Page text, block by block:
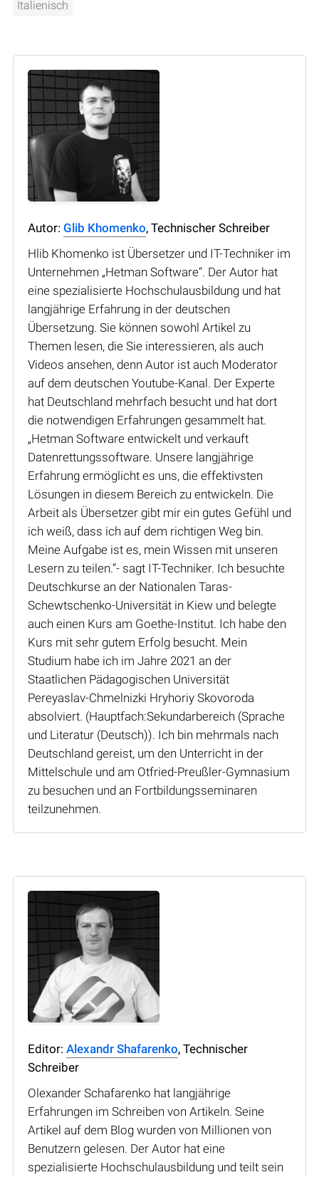
Italienisch
Autor: Glib Khomenko, Technischer Schreiber
Hlib Khomenko ist Übersetzer und IT-Techniker im
Unternehmen „Hetman Software“. Der Autor hat
eine spezialisierte Hochschulausbildung und hat
langjährige Erfahrung in der deutschen
Übersetzung. Sie können sowohl Artikel zu
Themen lesen, die Sie interessieren, als auch
Videos ansehen, denn Autor ist auch Moderator
auf dem deutschen Youtube-Kanal. Der Experte
hat Deutschland mehrfach besucht und hat dort
die notwendigen Erfahrungen gesammelt hat.
„Hetman Software entwickelt und verkauft
Datenrettungssoftware. Unsere langjährige
Erfahrung ermöglicht es uns, die effektivsten
Lösungen in diesem Bereich zu entwickeln. Die
Arbeit als Übersetzer gibt mir ein gutes Gefühl und
ich weiß, dass ich auf dem richtigen Weg bin.
Meine Aufgabe ist es, mein Wissen mit unseren
Lesern zu teilen.“- sagt IT-Techniker. Ich besuchte
Deutschkurse an der Nationalen Taras-
Schewtschenko-Universität in Kiew und belegte
auch einen Kurs am Goethe-Institut. Ich habe den
Kurs mit sehr gutem Erfolg besucht. Mein
Studium habe ich im Jahre 2021 an der
Staatlichen Pädagogischen Universität
Pereyaslav-Chmelnizki Hryhoriy Skovoroda
absolviert. (Hauptfach:Sekundarbereich (Sprache
und Literatur (Deutsch)). Ich bin mehrmals nach
Deutschland gereist, um den Unterricht in der
Mittelschule und am Otfried-Preußler-Gymnasium
zu besuchen und an Fortbildungsseminaren
teilzunehmen.
Editor: Alexandr Shafarenko, Technischer
Schreiber
Olexander Schafarenko hat langjährige
Erfahrungen im Schreiben von Artikeln. Seine
Artikel auf dem Blog wurden von Millionen von
Benutzern gelesen. Der Autor hat eine
spezialisierte Hochschulausbildung und teilt sein